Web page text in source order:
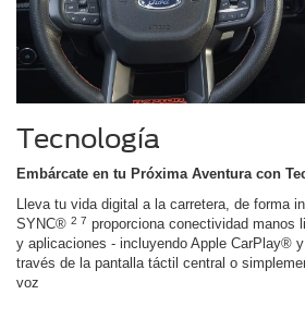
Tecnología
Embárcate en tu Próxima Aventura con
Lleva tu vida digital a la carretera, de forma
SYNC® 2 7 proporciona conectividad manos
y aplicaciones - incluyendo Apple CarPlay®
través de la pantalla táctil central o
voz